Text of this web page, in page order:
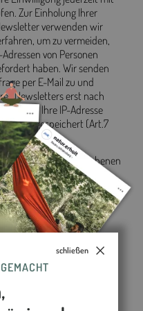
Zur Einholung Ihrer
verwenden wir
um zu vermeiden,
von Personen
haben. Wir senden
per E-Mail zu und
Newsletters erst nach
auch Ihre IP-Adresse
gespeichert (Art.7
Werbezwecke erhobenen
fortbesteht
oder Ihr
Ihrer Daten für
bei der Nutzung unserer
die Anzeige der
der von Ihnen
b und f DSGVO).
schließen